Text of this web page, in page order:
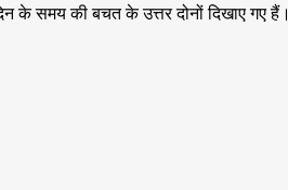
के समय की बचत के उत्तर दोनों दिखाए गए हैं।